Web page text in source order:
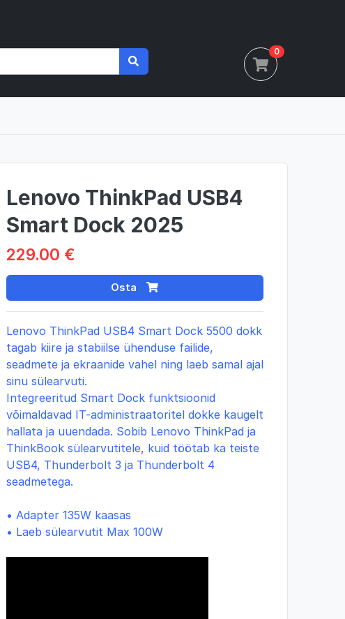
0
Lenovo ThinkPad USB4
Smart Dock 2025
229.00 €
Osta
Lenovo ThinkPad USB4 Smart Dock 5500 dokk
tagab kiire ja stabiilse ühenduse failide,
seadmete ja ekraanide vahel ning laeb samal ajal
sinu sülearvuti.
Integreeritud Smart Dock funktsioonid
võimaldavad IT-administraatoritel dokke kaugelt
hallata ja uuendada. Sobib Lenovo ThinkPad ja
ThinkBook sülearvutitele, kuid töötab ka teiste
USB4, Thunderbolt 3 ja Thunderbolt 4
seadmetega.
• Adapter 135W kaasas
• Laeb sülearvutit Max 100W